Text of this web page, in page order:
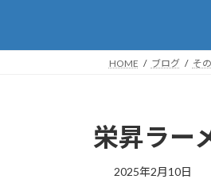
プ
動
HOME ブログ そ
栄昇ラー
2025年2月10日